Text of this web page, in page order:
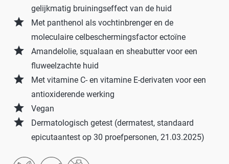
gelijkmatig bruiningseffect van de huid
grade
Met panthenol als vochtinbrenger en de
moleculaire celbeschermingsfactor ectoïne
grade
Amandelolie, squalaan en sheabutter voor een
fluweelzachte huid
grade
Met vitamine C- en vitamine E-derivaten voor een
antioxiderende werking
grade Vegan
grade
Dermatologisch getest (dermatest, standaard
epicutaantest op 30 proefpersonen, 21.03.2025)